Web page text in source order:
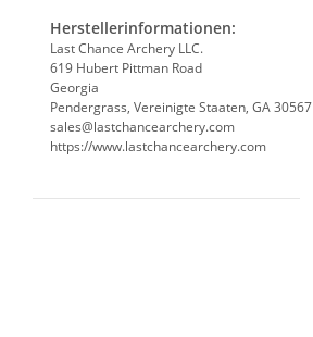
Herstellerinformationen:
Last Chance Archery LLC.
619 Hubert Pittman Road
Georgia
Pendergrass, Vereinigte Staaten, GA 30567
sales@lastchancearchery.com
https://www.lastchancearchery.com